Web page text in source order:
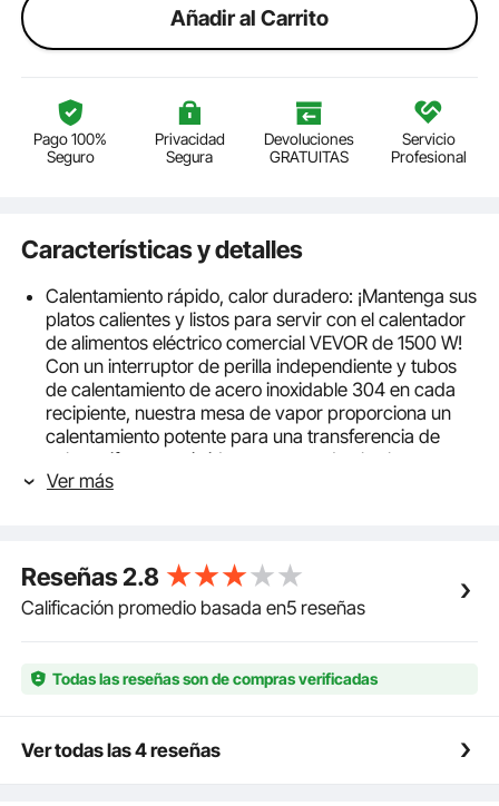
Añadir al Carrito
Pago 100%
Seguro
Privacidad
Segura
Devoluciones
GRATUITAS
Servicio
Profesional
Características y detalles
Calentamiento rápido, calor duradero: ¡Mantenga sus
platos calientes y listos para servir con el calentador
de alimentos eléctrico comercial VEVOR de 1500 W!
Con un interruptor de perilla independiente y tubos
de calentamiento de acero inoxidable 304 en cada
recipiente, nuestra mesa de vapor proporciona un
calentamiento potente para una transferencia de
calor uniforme y rápida, preservando el sabor
caliente y delicioso de sus alimentos por más tiempo.
profundidad e incluye tapa y asa, lo que facilita el
acceso de sus invitados a la comida. Deleite a sus
invitados con verduras al vapor recién hechas,
Sistema de calentamiento independiente: Un
interruptor controla una bandeja de alimentos. Puede
independiente para garantizar una frescura y un
sabor óptimos. Nuestra mesa calentadora de
Ver más
Reseñas2.8
Calificación promedio basada en5 reseñas
Todas las reseñas son de compras verificadas
Ver todas las 4 reseñas